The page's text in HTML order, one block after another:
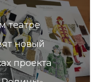
театре
новый
проекта